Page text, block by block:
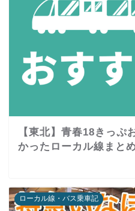
【東北】青春18きっぷ
かったローカル線まと
ローカル線・バス乗車記